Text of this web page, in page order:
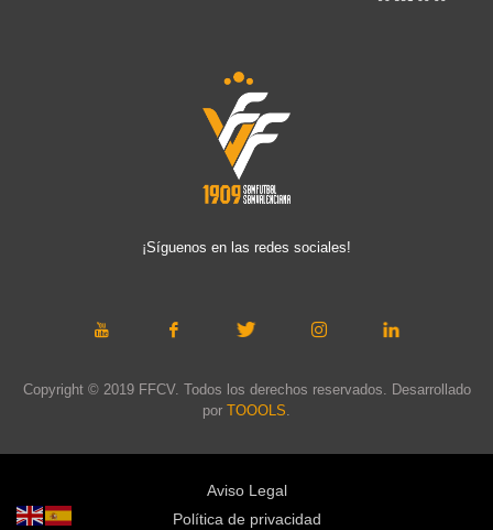
¡Síguenos en las redes sociales!
Copyright © 2019 FFCV. Todos los derechos reservados. Desarrollado
por TOOOLS
Aviso Legal
Política de privacidad